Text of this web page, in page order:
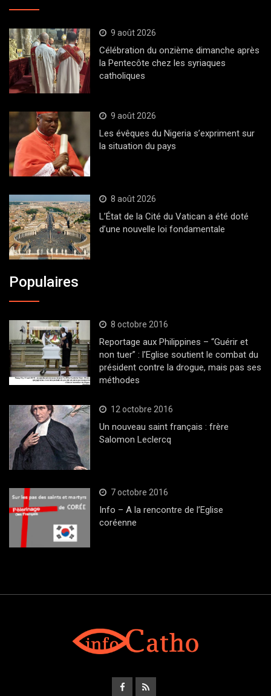
9 août 2026
Célébration du onzième dimanche après
la Pentecôte chez les syriaques
catholiques
9 août 2026
Les évêques du Nigeria s’expriment sur
la situation du pays
8 août 2026
L’État de la Cité du Vatican a été doté
d’une nouvelle loi fondamentale
Populaires
8 octobre 2016
Reportage aux Philippines – “Guérir et
non tuer” : l’Eglise soutient le combat du
président contre la drogue, mais pas ses
méthodes
12 octobre 2016
Un nouveau saint français : frère
Salomon Leclercq
7 octobre 2016
Info – A la rencontre de l’Eglise
coréenne